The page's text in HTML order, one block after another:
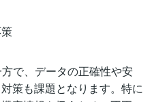
で、データの正確性や安
策も課題となります。特に